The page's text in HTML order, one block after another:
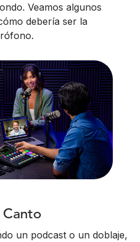
Veamos algunos
debería ser la
Canto
un podcast o un doblaje,